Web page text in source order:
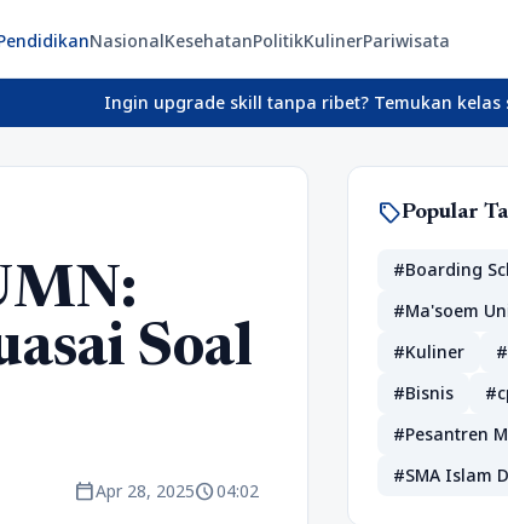
NasionalKesehatanPolitikKulinerPariwisata
Ingin upgrade skill tanpa ribet? Temukan kelas seru
Soal
calendar_todayApr 28, 2025schedule04:02
sellPopular
#Boarding
#Ma'soem
#Kuliner
#Bisnis
#Pesantren
#SMA Islam